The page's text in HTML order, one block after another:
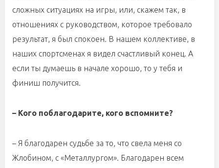
сложных ситуациях на игры, или, скажем так, в
отношениях с руководством, которое требовало
результат, я был спокоен. В нашем коллективе, в
наших спортсменах я видел счастливый конец. А
если ты думаешь в начале хорошо, то у тебя и
финиш получится.
– Кого поблагодарите, кого вспомните?
– Я благодарен судьбе за то, что свела меня со
Жлобином, с «Металлургом». Благодарен всем